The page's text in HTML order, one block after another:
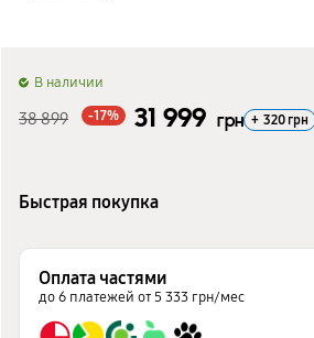
B наличии
38 899 -17% 31 999 грн + 320 грн
Быстрая покупка
Оплата частями
до 6 платежей от 5 333 грн/мес